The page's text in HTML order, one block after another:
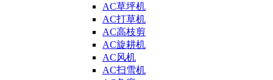
AC草坪机
AC打草机
AC高枝剪
AC旋耕机
AC风机
AC扫雪机